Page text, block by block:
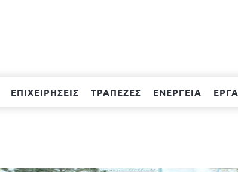
ΕΠΙΧΕΙΡΗΣΕΙΣ ΤΡΑΠΕΖΕΣ ΕΝΕΡΓΕΙΑ